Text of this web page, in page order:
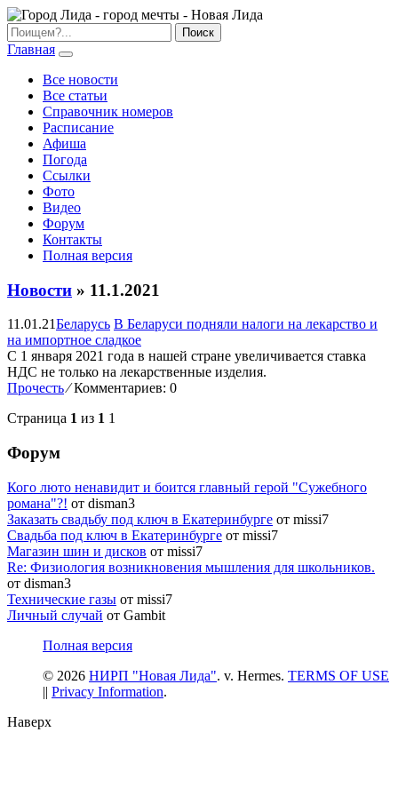
Главная
Все новости
Все статьи
Справочник номеров
Расписание
Афиша
Погода
Ссылки
Фото
Видео
Форум
Контакты
Полная версия
Новости » 11.1.2021
11.01.21Беларусь В Беларуси подняли налоги на лекарство и
на импортное сладкое
С 1 января 2021 года в нашей стране увеличивается ставка
НДС не только на лекарственные изделия.
Прочесть ⁄Комментариев: 0
Страница 1 из 1 1
Форум
Кого люто ненавидит и боится главный герой "Сужебного
романа"?! от disman3
Заказать свадьбу под ключ в Екатеринбурге от missi7
Cвадьба под ключ в Екатеринбурге от missi7
Магазин шин и дисков от missi7
Re: Физиология возникновения мышления для школьников.
от disman3
Технические газы от missi7
Личный случай от Gambit
Полная версия
© 2026 НИРП "Новая Лида". v. Hermes. TERMS OF USE
|| Privacy Information.
Наверх